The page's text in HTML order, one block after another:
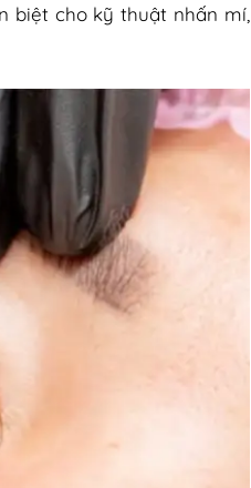
biệt cho kỹ thuật nhấn mí,